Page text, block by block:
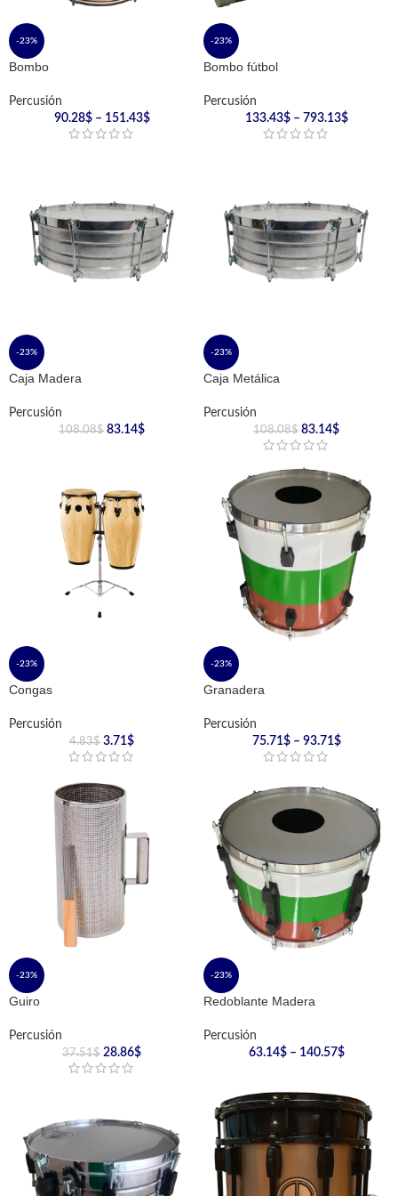
-23%
Bombo
Percusión
90.28$ – 151.43$
-23%
Bombo fútbol
Percusión
133.43$ – 793.13$
-23%
Caja Madera
Percusión
108.08$ 83.14$
-23%
Caja Metálica
Percusión
108.08$ 83.14$
-23%
Congas
Percusión
4.83$ 3.71$
-23%
Granadera
Percusión
75.71$ – 93.71$
-23%
Guiro
Percusión
37.51$ 28.86$
-23%
Redoblante Madera
Percusión
63.14$ – 140.57$